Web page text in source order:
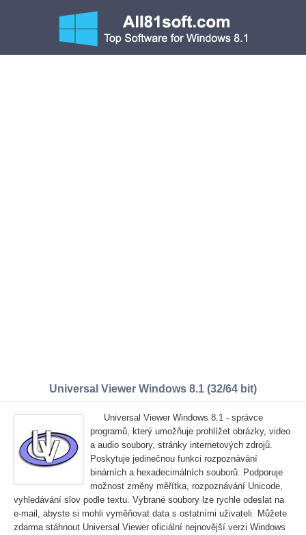
Universal Viewer Windows 8.1 (32/64 bit)
Universal Viewer Windows 8.1 - správce
programů, který umožňuje prohlížet obrázky, video
a audio soubory, stránky internetových zdrojů.
Poskytuje jedinečnou funkci rozpoznávání
binárních a hexadecimálních souborů. Podporuje
možnost změny měřítka, rozpoznávání Unicode,
vyhledávání slov podle textu. Vybrané soubory lze rychle odeslat na
e-mail, abyste si mohli vyměňovat data s ostatními uživateli. Můžete
zdarma stáhnout Universal Viewer oficiální nejnovější verzi Windows